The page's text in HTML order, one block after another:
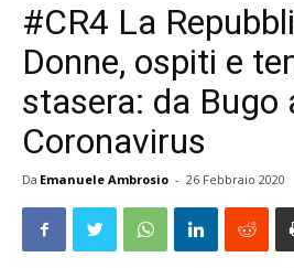
#CR4 La
Donne, ospiti e
stasera: da Bugo
Coronavirus
Da Emanuele Ambrosio - 26 Febbraio 2020